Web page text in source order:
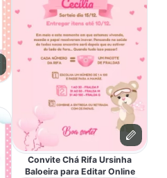
Convite Chá Rifa Ursinha
Baloeira para Editar Online